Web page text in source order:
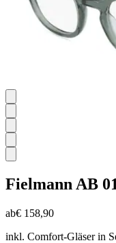
Fielmann AB
ab€ 158,90
inkl. Comfort-Gläser in